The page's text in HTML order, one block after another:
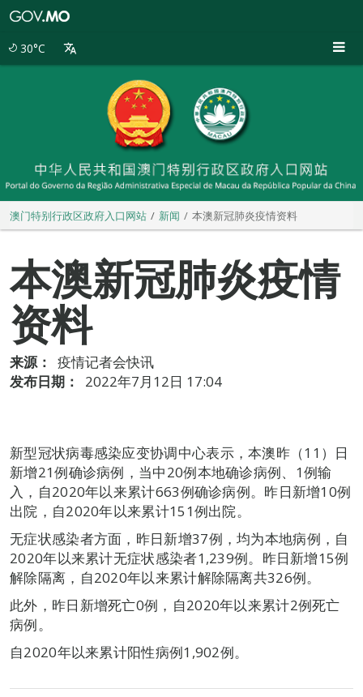
30°C
澳门特别行政区政府入口网站 新闻 本澳新冠肺炎疫情资料
本澳新冠肺炎疫情
资料
来源：
疫情记者会快讯
发布日期：
2022年7月12日 17:04
新型冠状病毒感染应变协调中心表示，本澳昨（11）日
新增21例确诊病例，当中20例本地确诊病例、1例输
入，自2020年以来累计663例确诊病例。昨日新增10例
出院，自2020年以来累计151例出院。
无症状感染者方面，昨日新增37例，均为本地病例，自
2020年以来累计无症状感染者1,239例。昨日新增15例
解除隔离，自2020年以来累计解除隔离共326例。
此外，昨日新增死亡0例，自2020年以来累计2例死亡
病例。
自2020年以来累计阳性病例1,902例。